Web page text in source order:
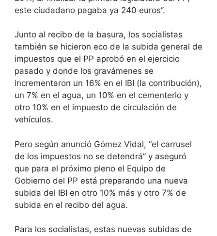
este ciudadano pagaba ya 240 euros”.
Junto al recibo de la basura, los socialistas
también se hicieron eco de la subida general de
impuestos que el PP aprobó en el ejercicio
pasado y donde los gravámenes se
incrementaron un 16% en el IBI (la contribución),
un 7% en el agua, un 10% en el cementerio y
otro 10% en el impuesto de circulación de
vehículos.
Pero según anunció Gómez Vidal, “el carrusel
de los impuestos no se detendrá” y aseguró
que para el próximo pleno el Equipo de
Gobierno del PP está preparando una nueva
subida del IBI en otro 10% más y otro 7% de
subida en el recibo del agua.
Para los socialistas, estas nuevas subidas de